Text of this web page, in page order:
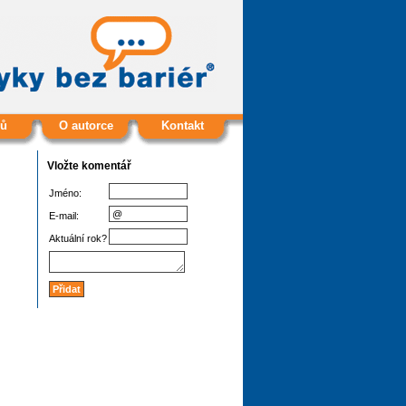
O autorce Kontakt
Vložte komentář
Jméno:
E-mail:
Aktuální rok?